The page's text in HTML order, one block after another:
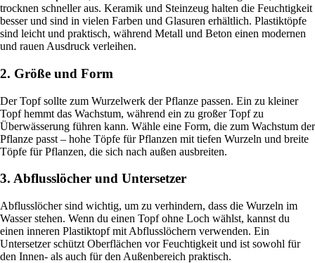
trocknen schneller aus. Keramik und Steinzeug halten die Feuchtigkeit
besser und sind in vielen Farben und Glasuren erhältlich. Plastiktöpfe
sind leicht und praktisch, während Metall und Beton einen modernen
und rauen Ausdruck verleihen.
2. Größe und Form
Der Topf sollte zum Wurzelwerk der Pflanze passen. Ein zu kleiner
Topf hemmt das Wachstum, während ein zu großer Topf zu
Überwässerung führen kann. Wähle eine Form, die zum Wachstum der
Pflanze passt – hohe Töpfe für Pflanzen mit tiefen Wurzeln und breite
Töpfe für Pflanzen, die sich nach außen ausbreiten.
3. Abflusslöcher und Untersetzer
Abflusslöcher sind wichtig, um zu verhindern, dass die Wurzeln im
Wasser stehen. Wenn du einen Topf ohne Loch wählst, kannst du
einen inneren Plastiktopf mit Abflusslöchern verwenden. Ein
Untersetzer schützt Oberflächen vor Feuchtigkeit und ist sowohl für
den Innen- als auch für den Außenbereich praktisch.